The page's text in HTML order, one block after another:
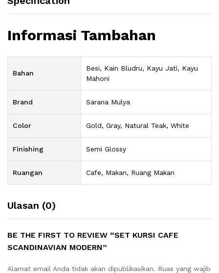
Informasi Tambahan
Bahan
Besi, Kain Bludru, Kayu Jati, Kayu
Mahoni
Brand Sarana Mulya
Color Gold, Gray, Natural Teak, White
Finishing Semi Glossy
Ruangan Cafe, Makan, Ruang Makan
Ulasan (0)
BE THE FIRST TO REVIEW “SET KURSI CAFE
SCANDINAVIAN MODERN”
Alamat email Anda tidak akan dipublikasikan. Ruas yang wajib